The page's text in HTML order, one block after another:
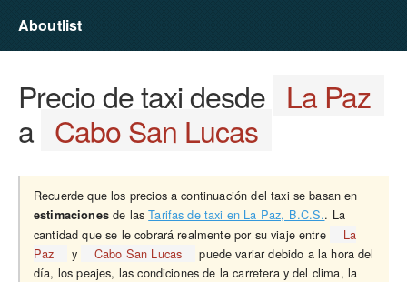
Aboutlist
Precio de taxi desde La Paz
a Cabo San Lucas
Recuerde que los precios a continuación del taxi se basan en
estimacionesde lasTarifas de taxi en La Paz, B.C.S.. La
cantidad que se le cobrará realmente por su viaje entre
La
Paz
y Cabo San Lucas
puede variar debido a la hora del
día, los peajes, las condiciones de la carretera y del clima, la